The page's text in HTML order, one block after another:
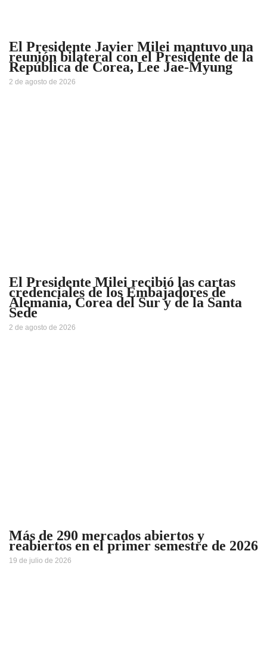
El Presidente Javier Milei mantuvo una
reunión bilateral con el Presidente de la
República de Corea, Lee Jae-Myung
2 de agosto de 2026
El Presidente Milei recibió las cartas
credenciales de los Embajadores de
Alemania, Corea del Sur y de la Santa
Sede
2 de agosto de 2026
Más de 290 mercados abiertos y
reabiertos en el primer semestre de 2026
19 de julio de 2026